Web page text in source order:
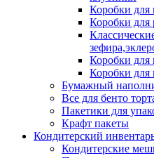
Коробки для
Коробки для
Коробки для
Коробки для
Бумажный
Все для бенто
Пакетики для
Крафт пакеты
Кондитерский
Кондитерские